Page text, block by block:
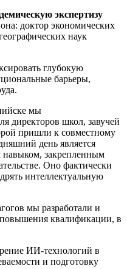
экспертизу
доктор экономических
наук
глубокую
барьеры,
мы
директоров школ, завучей
пришли к совместному
день является
закрепленным
Оно фактически
интеллектуальную
мы разработали и
квалификации, в
ИИ-технологий в
и подготовку